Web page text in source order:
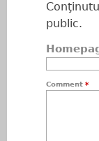
public.
Comment *